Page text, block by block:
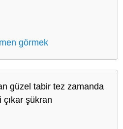
görmek
güzel tabir tez zamanda
şükran